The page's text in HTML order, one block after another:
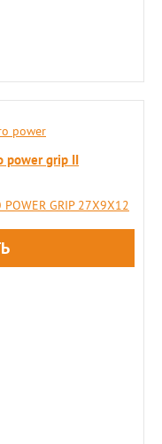
power grip II
GRIP 27X9Х12